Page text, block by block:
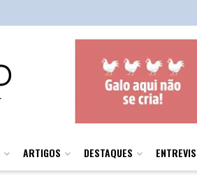
ARTIGOS DESTAQUES